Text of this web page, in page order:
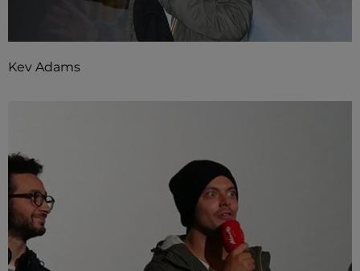
Kev Adams